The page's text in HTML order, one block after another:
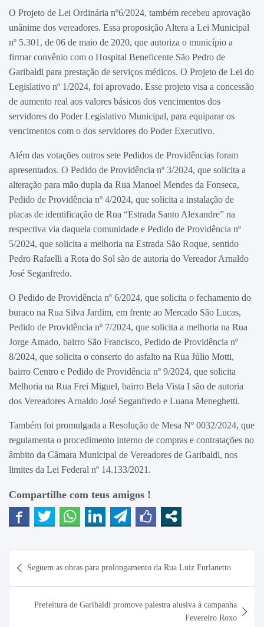
O Projeto de Lei Ordinária nº6/2024, também recebeu aprovação
unânime dos vereadores. Essa proposição Altera a Lei Municipal
nº 5.301, de 06 de maio de 2020, que autoriza o município a
firmar convênio com o Hospital Beneficente São Pedro de
Garibaldi para prestação de serviços médicos. O Projeto de Lei do
Legislativo nº 1/2024, foi aprovado. Esse projeto visa a concessão
de aumento real aos valores básicos dos vencimentos dos
servidores do Poder Legislativo Municipal, para equiparar os
vencimentos com o dos servidores do Poder Executivo.
Além das votações outros sete Pedidos de Providências foram
apresentados. O Pedido de Providência nº 3/2024, que solicita a
alteração para mão dupla da Rua Manoel Mendes da Fonseca,
Pedido de Providência nº 4/2024, que solicita a instalação de
placas de identificação de Rua “Estrada Santo Alexandre” na
respectiva via daquela comunidade e Pedido de Providência nº
5/2024, que solicita a melhoria na Estrada São Roque, sentido
Pedro Rafaelli a Rota do Sol são de autoria do Vereador Arnaldo
José Seganfredo.
O Pedido de Providência nº 6/2024, que solicita o fechamento do
buraco na Rua Silva Jardim, em frente ao Mercado São Lucas,
Pedido de Providência nº 7/2024, que solicita a melhoria na Rua
Jorge Amado, bairro São Francisco, Pedido de Providência nº
8/2024, que solicita o conserto do asfalto na Rua Júlio Motti,
bairro Centro e Pedido de Providência nº 9/2024, que solicita
Melhoria na Rua Frei Miguel, bairro Bela Vista I são de autoria
dos Vereadores Arnaldo José Seganfredo e Luana Meneghetti.
Também foi promulgada a Resolução de Mesa Nº 0032/2024, que
regulamenta o procedimento interno de compras e contratações no
âmbito da Câmara Municipal de Vereadores de Garibaldi, nos
limites da Lei Federal nº 14.133/2021.
Compartilhe com teus amigos !
de
Seguem as obras para prolongamento da Rua Luiz Furlanetto
Prefeitura de Garibaldi promove palestra alusiva à campanha
Fevereiro Roxo